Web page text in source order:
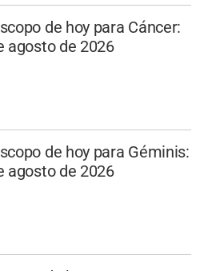
de hoy para Cáncer:
agosto de 2026
de hoy para Géminis:
agosto de 2026